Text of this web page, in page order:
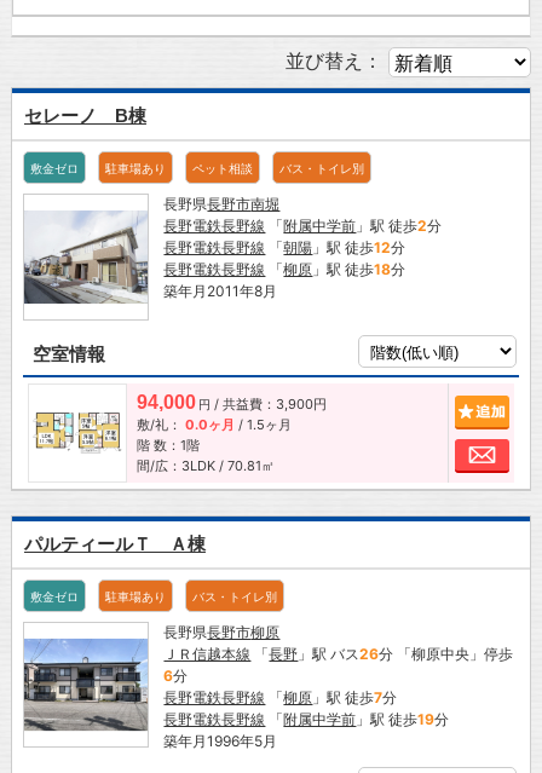
並び替え：
セレーノ B棟
敷金ゼロ 駐車場あり ペット相談 バス・トイレ別
長野県長野市南堀
長野電鉄長野線 「附属中学前 」駅 徒歩2分
長野電鉄長野線 「朝陽 」駅 徒歩12分
長野電鉄長野線 「柳原 」駅 徒歩18分
築年月2011年8月
空室情報
94,000 円 / 共益費：3,900円
敷/礼： 0.0ヶ月 / 1.5ヶ月
階 数：1階
間/広：3LDK / 70.81㎡
お
パルティールＴ Ａ棟
敷金ゼロ 駐車場あり バス・トイレ別
長野県長野市柳原
ＪＲ信越本線 「長野 」駅 バス26分 「柳原中央」停歩
6分
長野電鉄長野線 「柳原 」駅 徒歩7分
長野電鉄長野線 「附属中学前 」駅 徒歩19分
築年月1996年5月